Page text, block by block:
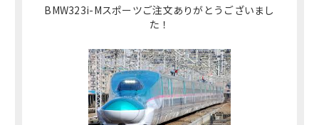
BMW323i-Mスポーツご注文ありがとうございまし
た！